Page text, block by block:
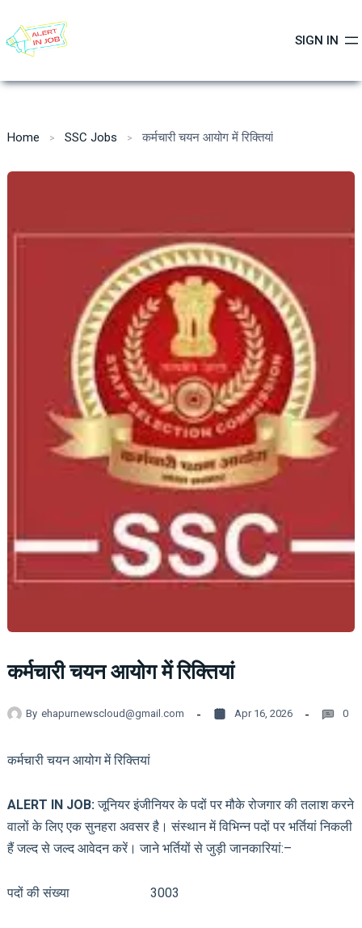
content
SIGN IN
Home SSC Jobs कर्मचारी चयन आयोग में रिक्तियां
कर्मचारी चयन आयोग में रिक्तियां
By ehapurnewscloud@gmail.com Apr 16, 2026 0
कर्मचारी चयन आयोग में रिक्तियां
ALERT IN JOB:जूनियर इंजीनियर के पदों पर मौके रोजगार की तलाश करने
वालों के लिए एक सुनहरा अवसर है। संस्थान में विभिन्न पदों पर भर्तियां निकली
हैं जल्द से जल्द आवेदन करें। जाने भर्तियों से जुड़ी जानकारियां:–
पदों की संख्या 3003